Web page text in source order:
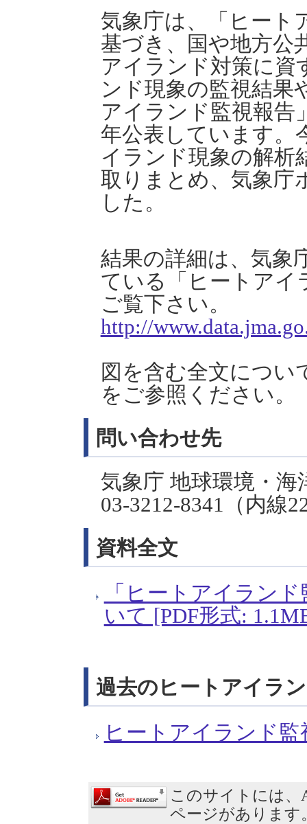
気象庁は、「ヒート
基づき、国や地方公
アイランド対策に資
ンド現象の監視結果
アイランド監視報告
年公表しています。
イランド現象の解析
取りまとめ、気象庁
した。
結果の詳細は、気象
ている「ヒートアイ
ご覧下さい。
http://
図を含む全文につい
をご参照ください。
問い合わせ先
気象庁 地球環境・海
03-3212-8341（内線
資料全文
「ヒートアイラン
いて [PDF形式:
過去のヒートアイラ
ヒートアイランド監
このサイトには、
ページがあります